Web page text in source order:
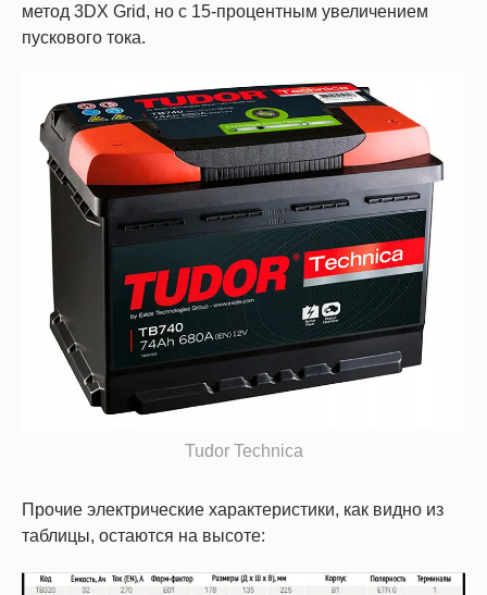
метод 3DX Grid, но с 15-процентным увеличением
пускового тока.
Tudor Technica
Прочие электрические характеристики, как видно из
таблицы, остаются на высоте: